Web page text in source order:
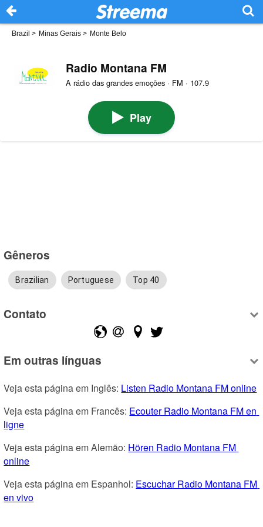
Brazil > Minas Gerais > Monte Belo
Radio Montana FM
A rádio das grandes emoções · FM · 107.9
Play
Gêneros
Brazilian Portuguese Top 40
Contato
Em outras línguas
Veja esta página em Inglês: Listen Radio Montana FM online
Veja esta página em Francês: Ecouter Radio Montana FM en
ligne
Veja esta página em Alemão: Hören Radio Montana FM
online
Veja esta página em Espanhol: Escuchar Radio Montana FM
en vivo